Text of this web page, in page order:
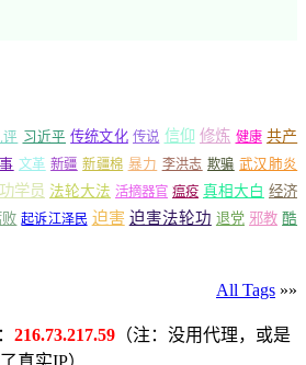
评 习近平 传统文化 传说 信仰 修炼 健康 共产
文革 新疆 新疆棉 暴力 李洪志 欺骗 武汉肺炎
学员 法轮大法 活摘器官 瘟疫 真相大白 经济
起诉江泽民 迫害 迫害法轮功 退党 邪教 酷
All Tags »»
216.73.217.59 （注：没用代理，或是
真实IP）